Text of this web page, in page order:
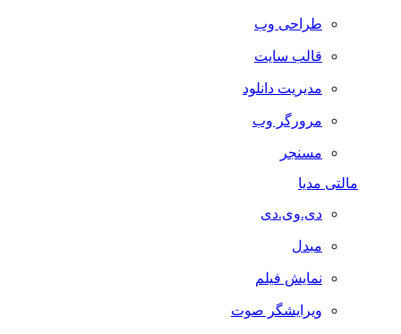
طراحی وب
قالب سایت
مدیریت دانلود
مرورگر وب
مسنجر
مالتی مدیا
دی.وی.دی
مبدل
نمایش فیلم
ویرایشگر صوت